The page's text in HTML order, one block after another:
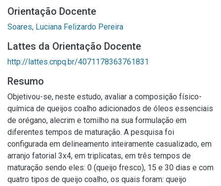
Orientação Docente
Soares, Luciana Felizardo Pereira
Lattes da Orientação Docente
http://lattes.cnpq.br/4071178363761831
Resumo
Objetivou-se, neste estudo, avaliar a composição físico-
química de queijos coalho adicionados de óleos essenciais
de orégano, alecrim e tomilho na sua formulação em
diferentes tempos de maturação. A pesquisa foi
configurada em delineamento inteiramente casualizado, em
arranjo fatorial 3x4, em triplicatas, em três tempos de
maturação sendo eles: 0 (queijo fresco), 15 e 30 dias e com
quatro tipos de queijo coalho, os quais foram: queijo